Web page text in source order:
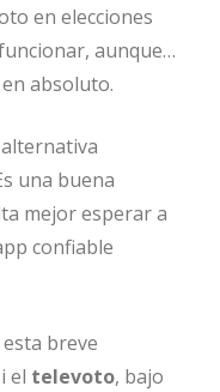
en elecciones
aunque…
absoluto.
una buena
mejor esperar a
confiable
breve
el televoto, bajo